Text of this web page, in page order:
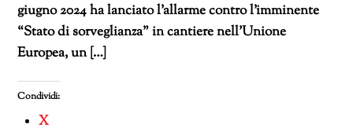
giugno 2024 ha lanciato l’allarme contro l’imminente
“Stato di sorveglianza” in cantiere nell’Unione
Europea, un […]
Condividi:
X